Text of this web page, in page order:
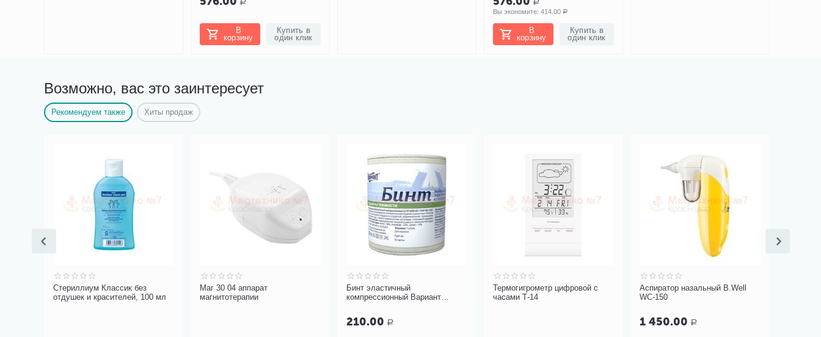
Р
В
корзину
Купить в
один клик
Р
Вы экономите: 414.00 Р
В
корзину
Купить в
один клик
Возможно, вас это заинтересует
Рекомендуем также Хиты продаж
Стериллиум Классик без
отдушек и красителей, 100 мл
Маг 30 04 аппарат
магнитотерапии
Бинт эластичный
компрессионный Вариант
210.00 Р
Термогигрометр цифровой с
часами Т-14
Аспиратор назальный B.Well
WC-150
1 450.00 Р